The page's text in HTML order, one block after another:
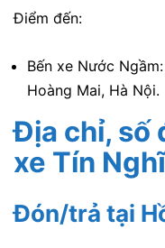
Điểm đến:
Bến xe Nước
Hoàng Mai, Hà Nội.
Địa chỉ, số
xe Tín
Đón/trả tại